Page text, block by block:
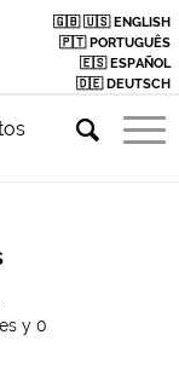
🇬🇧 🇺🇸 ENGLISH
🇵🇹 PORTUGUÊS
🇪🇸 ESPAÑOL
🇩🇪 DEUTSCH
y 0